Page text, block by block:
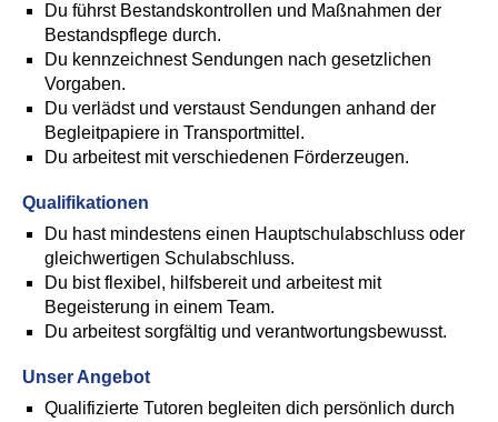
Du führst Bestandskontrollen und Maßnahmen der
Bestandspflege durch.
Du kennzeichnest Sendungen nach gesetzlichen
Vorgaben.
Du verlädst und verstaust Sendungen anhand der
Begleitpapiere in Transportmittel.
Du arbeitest mit verschiedenen Förderzeugen.
Qualifikationen
Du hast mindestens einen Hauptschulabschluss oder
gleichwertigen Schulabschluss.
Du bist flexibel, hilfsbereit und arbeitest mit
Begeisterung in einem Team.
Du arbeitest sorgfältig und verantwortungsbewusst.
Unser Angebot
Qualifizierte Tutoren begleiten dich persönlich durch